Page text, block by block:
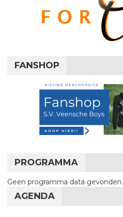
FANSHOP
PROGRAMMA
Geen programma data gevonden.
AGENDA